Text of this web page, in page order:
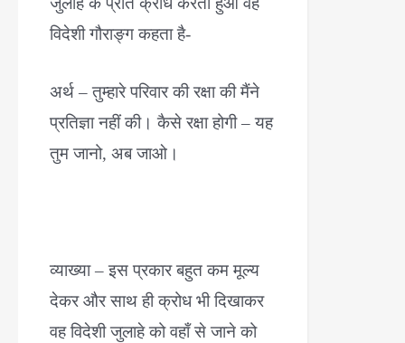
विदेशी गौराङ्ग कहता है-
अर्थ – तुम्हारे परिवार की रक्षा की मैंने
प्रतिज्ञा नहीं की। कैसे रक्षा होगी – यह
तुम जानो, अब जाओ।
व्याख्या – इस प्रकार बहुत कम मूल्य
देकर और साथ ही क्रोध भी दिखाकर
वह विदेशी जुलाहे को वहाँ से जाने को